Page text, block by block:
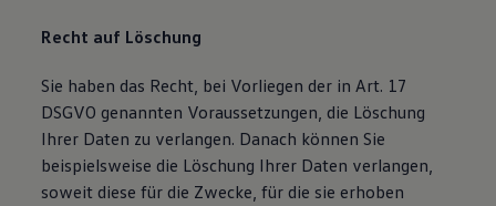
Recht auf Löschung
Sie haben das Recht, bei Vorliegen der in Art. 17
DSGVO genannten Voraussetzungen, die Löschung
Ihrer Daten zu verlangen. Danach können Sie
beispielsweise die Löschung Ihrer Daten verlangen,
soweit diese für die Zwecke, für die sie erhoben